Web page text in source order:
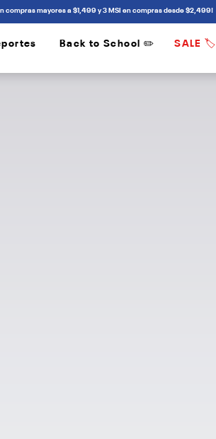
en compras mayores a $1,499 y 3 MSI en compras desde $2,499!
Back to School ✏️ SALE 🏷️